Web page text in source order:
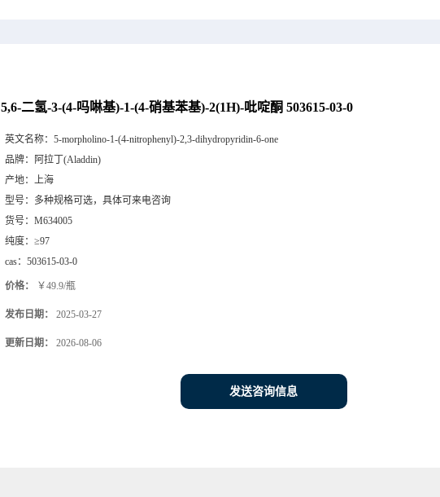
5,6-二氢-3-(4-吗啉基)-1-(4-硝基苯基)-2(1H)-吡啶酮 503615-03-0
英文名称： 5-morpholino-1-(4-nitrophenyl)-2,3-dihydropyridin-6-one
品牌： 阿拉丁(Aladdin)
产地： 上海
型号： 多种规格可选，具体可来电咨询
货号： M634005
纯度： ≥97
cas： 503615-03-0
价格： ￥49.9/瓶
发布日期： 2025-03-27
更新日期： 2026-08-06
发送咨询信息